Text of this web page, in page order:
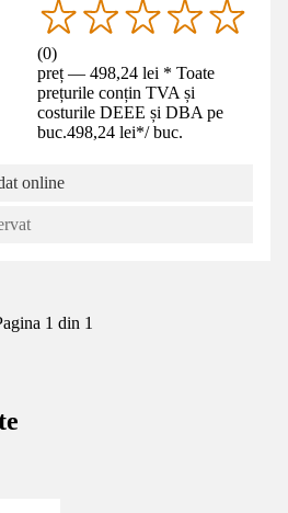
(0)
preț — 498,24 lei * Toate
prețurile conțin TVA și
costurile DEEE și DBA pe
buc.498,24 lei*/ buc.
online
1 din 1